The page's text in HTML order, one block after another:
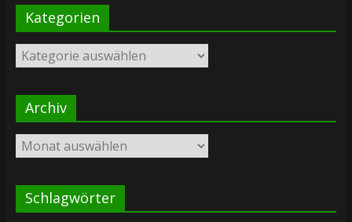
Kategorien
Kategorien
Archiv
Archiv
Schlagwörter